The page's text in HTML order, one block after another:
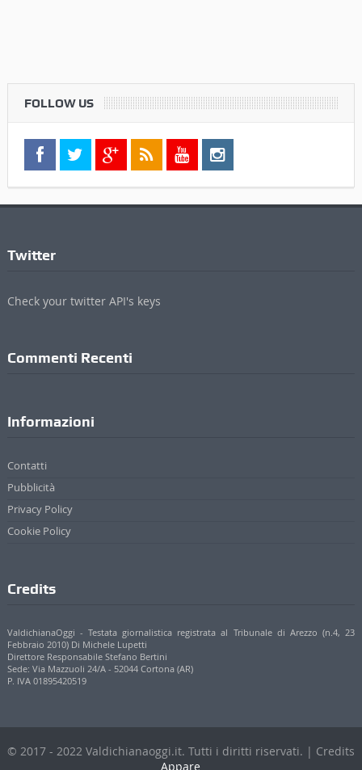
FOLLOW US
Twitter
Check your twitter API's keys
Commenti Recenti
Informazioni
Contatti
Pubblicità
Privacy Policy
Cookie Policy
Credits
ValdichianaOggi - Testata giornalistica registrata al Tribunale di Arezzo (n.4, 23
Febbraio 2010) Di Michele Lupetti
Direttore Responsabile Stefano Bertini
Sede: Via Mazzuoli 24/A - 52044 Cortona (AR)
P. IVA 01895420519
© 2017 - 2022 Valdichianaoggi.it. Tutti i diritti riservati. | Credits
Appare